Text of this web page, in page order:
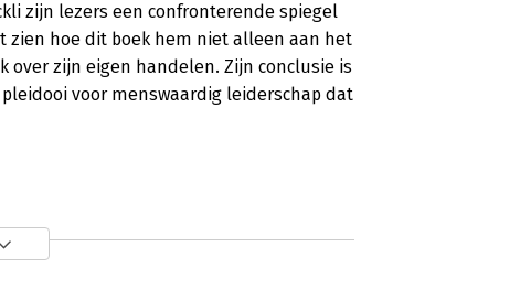
zijn lezers een confronterende spiegel
zien hoe dit boek hem niet alleen aan het
over zijn eigen handelen. Zijn conclusie is
voor menswaardig leiderschap dat